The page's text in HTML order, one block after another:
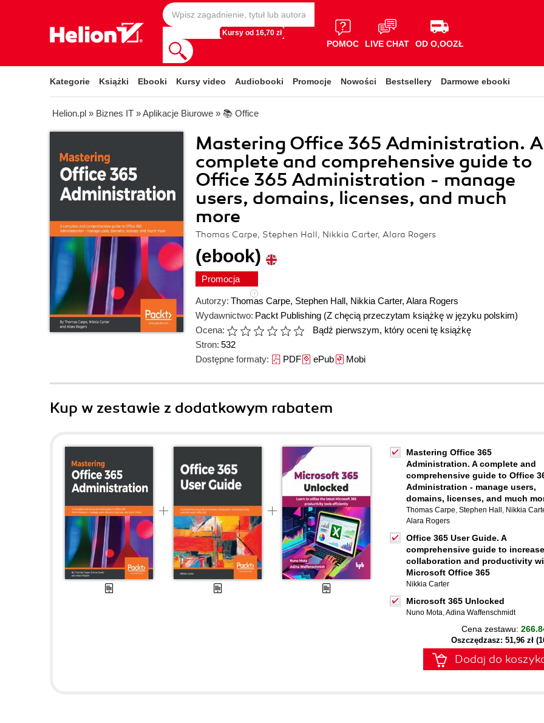
Kursy od 16,70 zł
POMOC LIVE CHAT OD O,OOZŁ
Kategorie Książki Ebooki Kursy video Audiobooki Promocje Nowości Bestsellery Darmowe ebooki
Helion.pl » Biznes IT »Aplikacje Biurowe » 📚 Office
Mastering Office 365 Administration. A
complete and comprehensive guide to
Office 365 Administration - manage
users, domains, licenses, and much
more
Thomas Carpe, Stephen Hall, Nikkia Carter, Alara Rogers
(ebook)
Promocja
Autorzy: Thomas Carpe, Stephen Hall, Nikkia Carter, Alara Rogers
Wydawnictwo: Packt Publishing (Z chęcią przeczytam książkę w języku polskim)
Ocena:
Bądź pierwszym, który oceni tę książkę
Stron: 532
Dostępne formaty: PDFePubMobi
Kup w zestawie z dodatkowym rabatem
Mastering Office 365
Administration. A complete and
comprehensive guide to Office
Administration - manage users,
domains, licenses, and much
Thomas Carpe, Stephen Hall , Nikkia
Alara Rogers
Office 365 User Guide. A
comprehensive guide to increase
collaboration and productivity
Microsoft Office 365
Nikkia Carter
Microsoft 365 Unlocked
Nuno Mota,Adina Waffenschmidt
Cena zestawu:
Oszczędzasz: 51,96 zł
Dodaj do